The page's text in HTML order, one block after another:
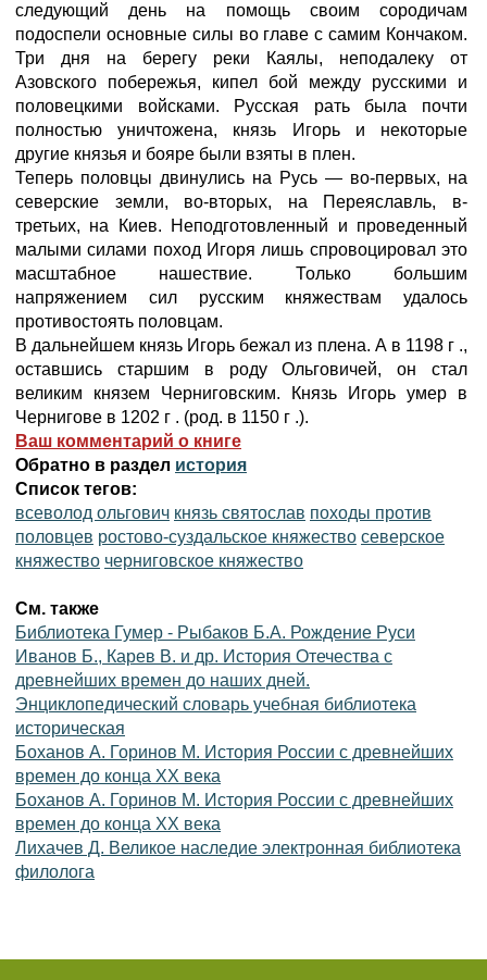
следующий день на помощь своим сородичам
подоспели основные силы во главе с самим Кончаком.
Три дня на берегу реки Каялы, неподалеку от
Азовского побережья, кипел бой между русскими и
половецкими войсками. Русская рать была почти
полностью уничтожена, князь Игорь и некоторые
другие князья и бояре были взяты в плен.
Теперь половцы двинулись на Русь — во-первых, на
северские земли, во-вторых, на Переяславль, в-
третьих, на Киев. Неподготовленный и проведенный
малыми силами поход Игоря лишь спровоцировал это
масштабное нашествие. Только большим
напряжением сил русским княжествам удалось
противостоять половцам.
В дальнейшем князь Игорь бежал из плена. А в 1198 г .,
оставшись старшим в роду Ольговичей, он стал
великим князем Черниговским. Князь Игорь умер в
Чернигове в 1202 г . (род. в 1150 г .).
Ваш комментарий о книге
Обратно в раздел история
Список тегов:
всеволод ольгович князь святослав походы против
половцев ростово-суздальское княжество северское
княжество черниговское княжество
См. также
Библиотека Гумер - Рыбаков Б.А. Рождение Руси
Иванов Б., Карев В. и др. История Отечества с
древнейших времен до наших дней.
Энциклопедический словарь учебная библиотека
историческая
Боханов А. Горинов М. История России с древнейших
времен до конца XX века
Боханов А. Горинов М. История России с древнейших
времен до конца XX века
Лихачев Д. Великое наследие электронная библиотека
филолога